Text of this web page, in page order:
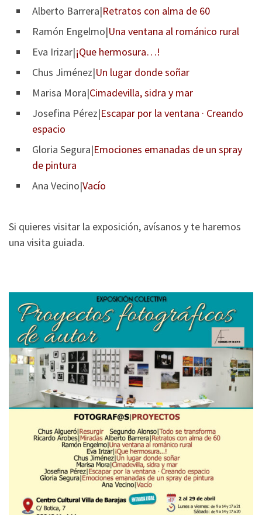
Alberto Barrera|Retratos con alma de 60
Ramón Engelmo|Una ventana al románico rural
Eva Irizar|¡Que hermosura…!
Chus Jiménez|Un lugar donde soñar
Marisa Mora|Cimadevilla, sidra y mar
Josefina Pérez|Escapar por la ventana · Creando
espacio
Gloria Segura|Emociones emanadas de un spray
de pintura
Ana Vecino|Vacío
Si quieres visitar la exposición, avísanos y te haremos
una visita guiada.